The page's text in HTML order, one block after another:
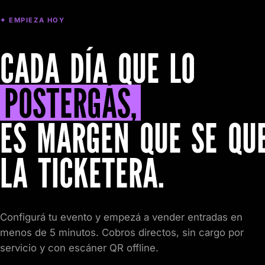
✦ EMPIEZA HOY
CADA DÍA QUE LO
POSTERGÁS,
ES MARGEN QUE SE
LA TICKETERA.
Configurá tu evento y empezá a vender entradas en
menos de 5 minutos. Cobros directos, sin cargo por
servicio y con escáner QR offline.